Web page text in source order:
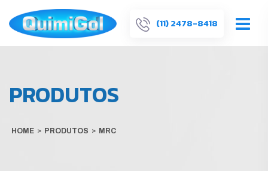
(11) 2478-8418
PRODUTOS
HOME > PRODUTOS > MRC